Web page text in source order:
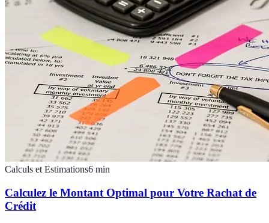
Calculs et Estimations6 min
Calculez le Montant Optimal pour Votre Rachat de
Crédit